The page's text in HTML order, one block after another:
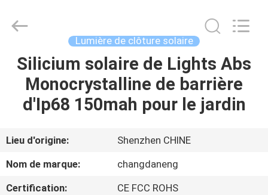
MAISON
DES
À
PROPOS
Technology
Reserved.
Lumière de clôture solaire
Silicium solaire de Lights Abs
Monocrystalline de barrière
d'Ip68 150mah pour le jardin
Lieu d'origine:
Shenzhen CHINE
Nom de marque:
changdaneng
Certification:
CE FCC ROHS